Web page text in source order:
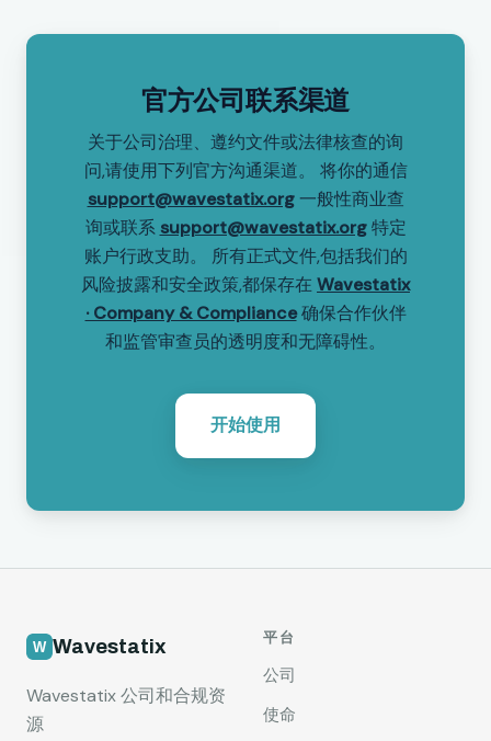
官方公司联系渠道
关于公司治理、遵约文件或法律核查的询
问,请使用下列官方沟通渠道。 将你的通信
support@wavestatix.org一般性商业查
询或联系 support@wavestatix.org特定
账户行政支助。 所有正式文件,包括我们的
风险披露和安全政策,都保存在 Wavestatix
· Company & Compliance确保合作伙伴
和监管审查员的透明度和无障碍性。
开始使用
Wavestatix
Wavestatix 公司和合规资
源
平台
公司
使命